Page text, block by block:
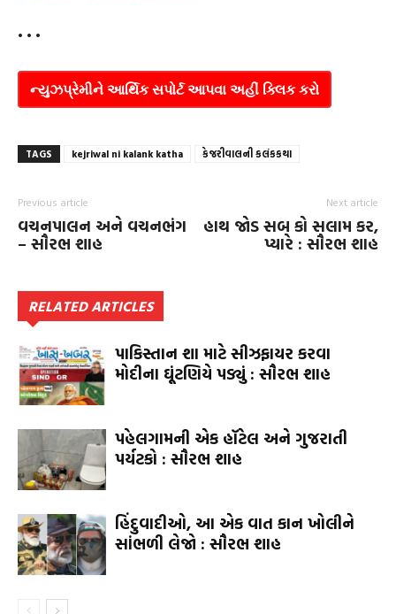
• • •
ન્યુઝપ્રેમીને આર્થિક સપોર્ટ આપવા અહીં ક્લિક કરો
TAGS kejriwal ni kalank katha કેજરીવાલની કલંકકથા
Previous article
વચનપાલન અને વચનભંગ
– સૌરભ શાહ
Next article
હાથ જોડ સબ કો સલામ કર,
પ્યારે : સૌરભ શાહ
RELATED ARTICLES
પાકિસ્તાન શા માટે સીઝફાયર કરવા
મોદીના ઘૂંટણિયે પડ્યું : સૌરભ શાહ
પહેલગામની એક હૉટેલ અને ગુજરાતી
પર્યટકો : સૌરભ શાહ
હિંદુવાદીઓ, આ એક વાત કાન ખોલીને
સાંભળી લેજો : સૌરભ શાહ